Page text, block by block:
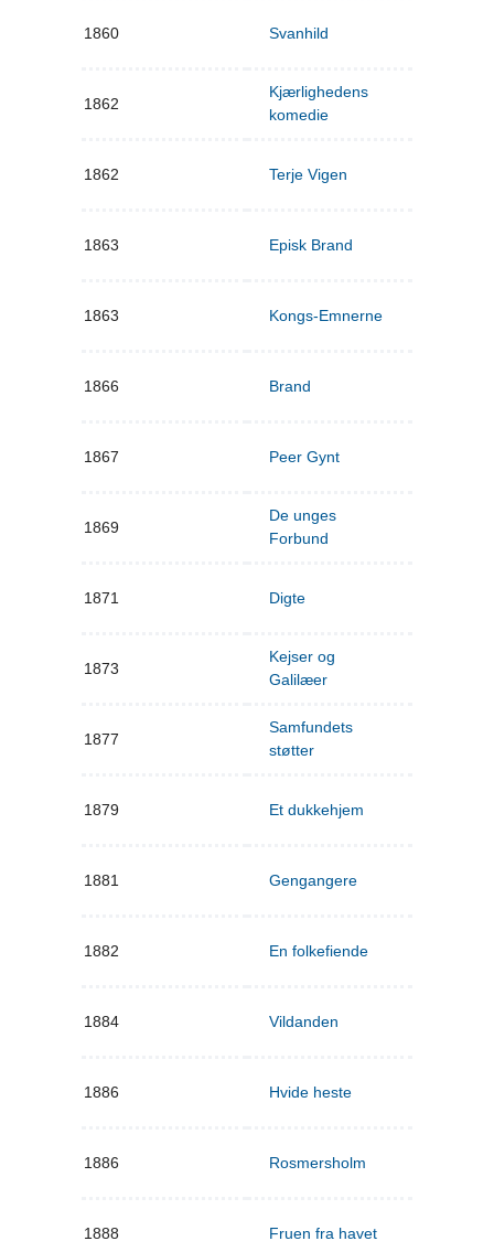
1860 Svanhild
1862
Kjærlighedens
komedie
1862 Terje Vigen
1863 Episk Brand
1863 Kongs-Emnerne
1866 Brand
1867 Peer Gynt
1869
De unges
Forbund
1871 Digte
1873
Kejser og
Galilæer
1877
Samfundets
støtter
1879 Et dukkehjem
1881 Gengangere
1882 En folkefiende
1884 Vildanden
1886 Hvide heste
1886 Rosmersholm
1888 Fruen fra havet